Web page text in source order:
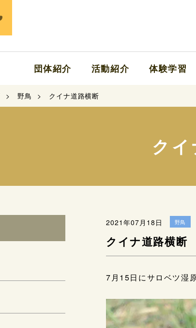
団体紹介 活動紹介 体験学習
野鳥 クイナ道路横断
ク
2021年07月18日 野鳥
クイナ道路横断
7月15日にサロベツ湿